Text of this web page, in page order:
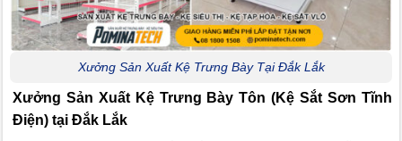
Xưởng Sản Xuất Kệ Trưng Bày Tại Đắk Lắk
Xưởng Sản Xuất Kệ Trưng Bày Tôn (Kệ Sắt Sơn Tĩnh
Điện) tại Đắk Lắk